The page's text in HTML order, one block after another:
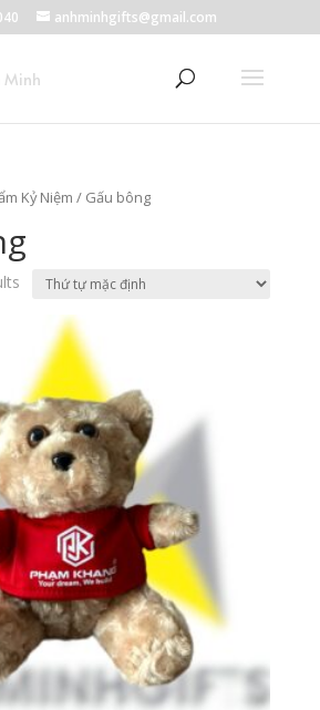
anhminhgifts@gmail.com
Kỷ Niệm / Gấu bông